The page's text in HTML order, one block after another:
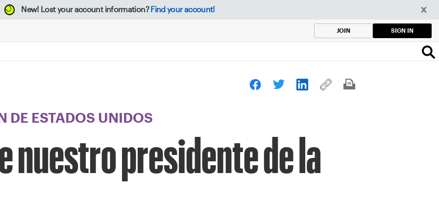
New! Lost your account information? Find your account!
JOIN SIGN IN
DE ESTADOS UNIDOS
nuestro presidente de la